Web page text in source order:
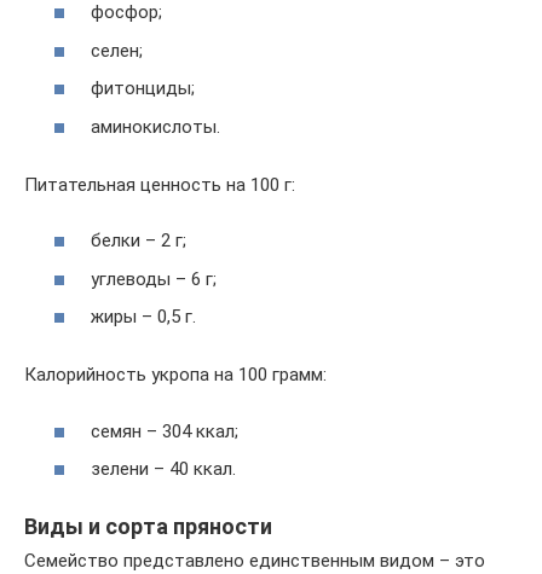
фосфор;
селен;
фитонциды;
аминокислоты.
Питательная ценность на 100 г:
белки – 2 г;
углеводы – 6 г;
жиры – 0,5 г.
Калорийность укропа на 100 грамм:
семян – 304 ккал;
зелени – 40 ккал.
Виды и сорта пряности
Семейство представлено единственным видом – это